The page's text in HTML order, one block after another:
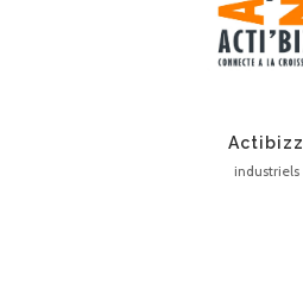
Actibizz
industriels